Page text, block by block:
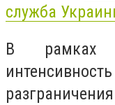
служба
В рамках